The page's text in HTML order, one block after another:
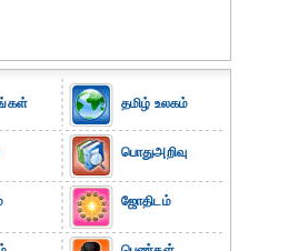
தமிழ் உலகம்
பொதுஅறிவு
ஜோதிடம்